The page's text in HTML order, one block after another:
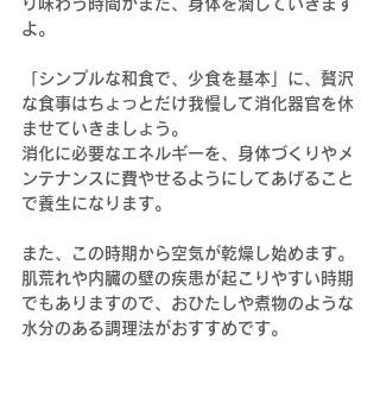
り味わう時間がまた、身体を潤していきます
よ。
「シンプルな和食で、少食を基本」に、贅沢
な食事はちょっとだけ我慢して消化器官を休
ませていきましょう。
消化に必要なエネルギーを、身体づくりやメ
ンテナンスに費やせるようにしてあげること
で養生になります。
また、この時期から空気が乾燥し始めます。
肌荒れや内臓の壁の疾患が起こりやすい時期
でもありますので、おひたしや煮物のような
水分のある調理法がおすすめです。